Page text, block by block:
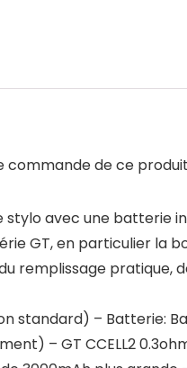
de ce
avec une
GT, en particulier la
remplissage
standard) – Batterie:
– GT CCELL2